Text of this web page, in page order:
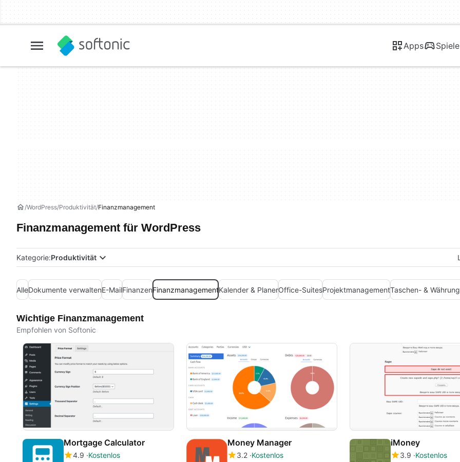
Apps Spiele
WordPress Produktivität Finanzmanagement
Finanzmanagement für WordPress
Kategorie:Produktivität
AlleDokumente verwaltenE-MailFinanzenFinanzmanagementKalender & PlanerOffice-SuitesProjektmanagementTaschen- &
Wichtige Finanzmanagement
Empfohlen von Softonic
Mortgage Calculator
4.9 Kostenlos
Money Manager
3.2 Kostenlos
iMoney
3.9 Kostenlos